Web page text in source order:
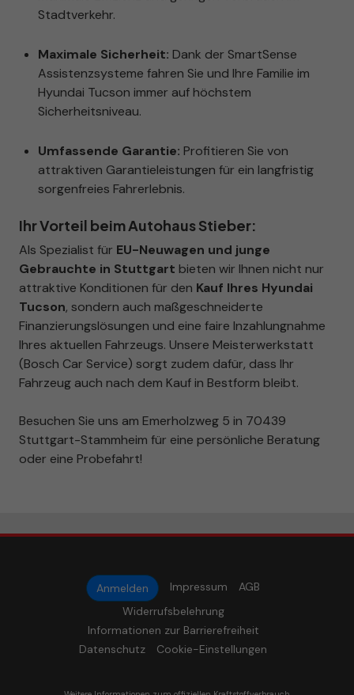
Stadtverkehr.
Maximale Sicherheit: Dank der SmartSense
Assistenzsysteme fahren Sie und Ihre Familie im
Hyundai Tucson immer auf höchstem
Sicherheitsniveau.
Umfassende Garantie: Profitieren Sie von
attraktiven Garantieleistungen für ein langfristig
sorgenfreies Fahrerlebnis.
Ihr Vorteil beim Autohaus Stieber:
Als Spezialist für EU-Neuwagen und junge
Gebrauchte in Stuttgart bieten wir Ihnen nicht nur
attraktive Konditionen für den Kauf Ihres Hyundai
Tucson, sondern auch maßgeschneiderte
Finanzierungslösungen und eine faire Inzahlungnahme
Ihres aktuellen Fahrzeugs. Unsere Meisterwerkstatt
(Bosch Car Service) sorgt zudem dafür, dass Ihr
Fahrzeug auch nach dem Kauf in Bestform bleibt.
Besuchen Sie uns am Emerholzweg 5 in 70439
Stuttgart-Stammheim für eine persönliche Beratung
oder eine Probefahrt!
Anmelden Impressum
AGB
Widerrufsbelehrung
Informationen zur Barrierefreiheit
Datenschutz
Cookie-Einstellungen